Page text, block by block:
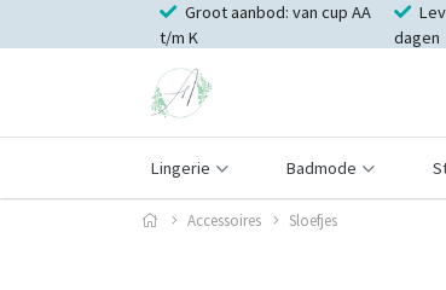
Groot aanbod: van cup AA
t/m K
dagen
Lingerie Badmode
Accessoires Sloefjes